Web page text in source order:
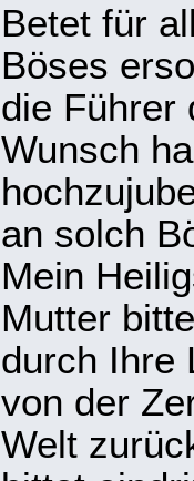
Betet für
Böses
die Führer
Wunsch
an solch
Mein
Mutter
durch Ihre
von der
Welt